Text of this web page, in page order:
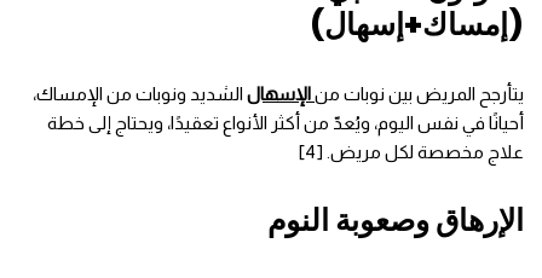
(إمساك+إسهال)
يتأرجح المريض بين نوبات منالإسهال الشديد ونوبات من الإمساك،
أحيانًا في نفس اليوم، ويُعدّ من أكثر الأنواع تعقيدًا، ويحتاج إلى خطة
علاج مخصصة لكل مريض. [4]
الإرهاق وصعوبة النوم